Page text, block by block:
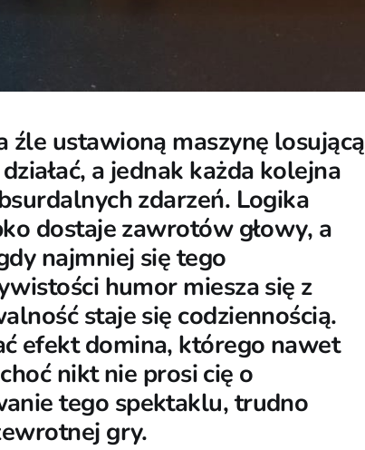
źle ustawioną maszynę losującą
a jednak każda kolejna
zdarzeń. Logika
dostaje zawrotów głowy, a
najmniej się tego
humor miesza się z
staje się codziennością.
efekt domina, którego nawet
nikt nie prosi cię o
tego spektaklu, trudno
gry.